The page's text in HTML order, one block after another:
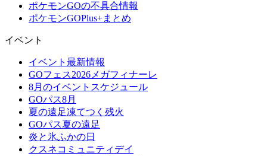
ポケモンGOの不具合情報
ポケモンGOPlus+まとめ
イベント
イベント最新情報
GOフェス2026メガフィナーレ
8月のイベントスケジュール
GOパス8月
夏の遠足凍てつく残火
GOパス夏の遠足
炎と氷ふかの日
クスネコミュニティデイ